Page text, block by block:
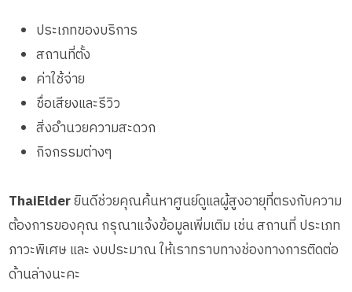
ประเภทของบริการ
สถานที่ตั้ง
ค่าใช้จ่าย
ชื่อเสียงและรีวิว
สิ่งอำนวยความสะดวก
กิจกรรมต่างๆ
ThaiElderยินดีช่วยคุณค้นหาศูนย์ดูแลผู้สูงอายุที่ตรงกับความ
ต้องการของคุณ กรุณาแจ้งข้อมูลเพิ่มเติม เช่น สถานที่ ประเภท
ภาวะพิเศษ และ งบประมาณ ให้เราทราบทางช่องทางการติดต่อ
ด้านล่างนะคะ